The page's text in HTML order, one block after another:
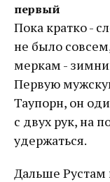
первый
Пока кратко -
не было
меркам -
Первую
Таупорн, он
с двух рук, на
удержаться.
Дальше